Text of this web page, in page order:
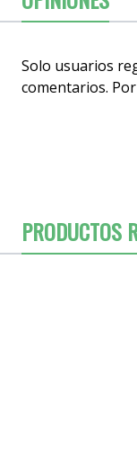
Solo usuarios
comentarios.
PRODUCTOS